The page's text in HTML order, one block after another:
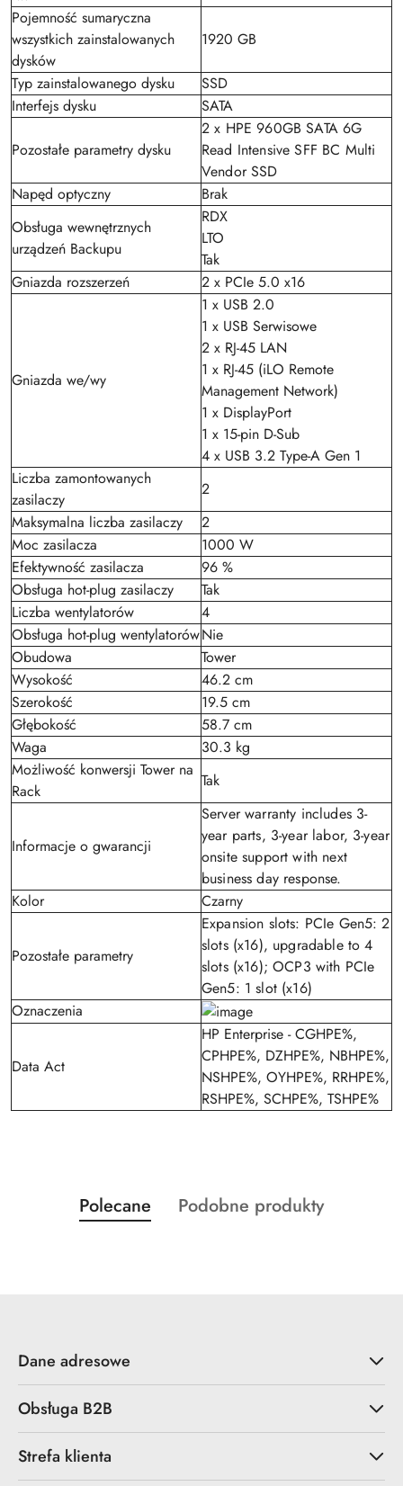
Pojemność sumaryczna
wszystkich zainstalowanych
dysków
1920 GB
Typ zainstalowanego dysku
SSD
Interfejs dysku
SATA
Pozostałe parametry dysku
2 x HPE 960GB SATA 6G
Read Intensive SFF BC Multi
Vendor SSD
Napęd optyczny
Brak
Obsługa wewnętrznych
urządzeń Backupu
RDX
LTO
Tak
Gniazda rozszerzeń
2 x PCIe 5.0 x16
Gniazda we/wy
1 x USB 2.0
1 x USB Serwisowe
2 x RJ-45 LAN
1 x RJ-45 (iLO Remote
Management Network)
1 x DisplayPort
1 x 15-pin D-Sub
4 x USB 3.2 Type-A Gen 1
Liczba zamontowanych
zasilaczy
2
Maksymalna liczba zasilaczy
2
Moc zasilacza
1000 W
Efektywność zasilacza
96 %
Obsługa hot-plug zasilaczy
Tak
Liczba wentylatorów
4
Obsługa hot-plug wentylatorówNie
Obudowa
Tower
Wysokość
46.2 cm
Szerokość
19.5 cm
Głębokość
58.7 cm
Waga
30.3 kg
Możliwość konwersji Tower na
Rack
Tak
Informacje o gwarancji
Server warranty includes 3-
year parts, 3-year labor, 3-year
onsite support with next
business day response.
Kolor
Czarny
Pozostałe parametry
Expansion slots: PCIe Gen5: 2
slots (x16), upgradable to 4
slots (x16); OCP3 with PCIe
Gen5: 1 slot (x16)
Oznaczenia
Data Act
HP Enterprise - CGHPE%,
CPHPE%, DZHPE%, NBHPE%,
NSHPE%, OYHPE%, RRHPE%,
RSHPE%, SCHPE%, TSHPE%
Pomiń karuzelę produktów
Produkty
o
Polecane
Produkty
Podobne produkty
Dane adresowe
Obsługa B2B
Strefa klienta